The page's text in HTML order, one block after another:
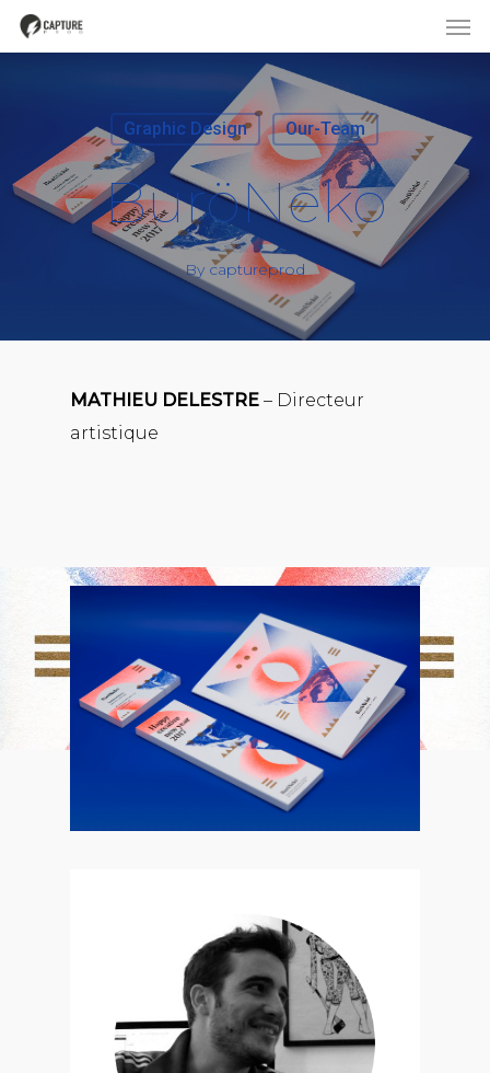
Graphic Design Our-Team
BuröNeko
By captureprod
MATHIEU DELESTRE – Directeur
artistique